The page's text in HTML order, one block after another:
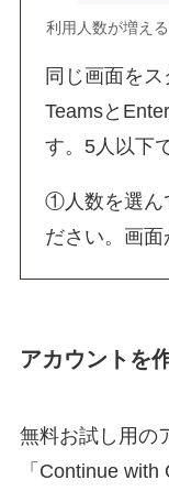
利用人数が増え
同じ画面を
Teamsと
す。5人以下
①人数を選ん
ださい。画面
アカウントを
無料お試し用の
「Continue